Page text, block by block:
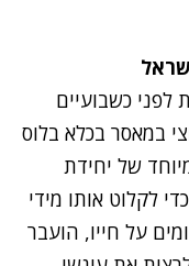
כשבועיים
במאסר בכלא בלוס
של יחידת
לקלוט אותו מידי
על חייו, הועבר